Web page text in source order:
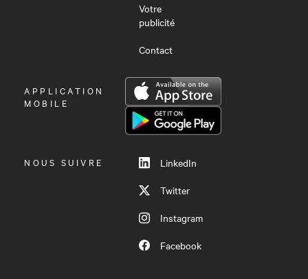
Votre
publicité
Contact
OUVRIR
LE
APPLICATION
MOBILE
NOUS SUIVRE
LinkedIn
Twitter
Instagram
Facebook